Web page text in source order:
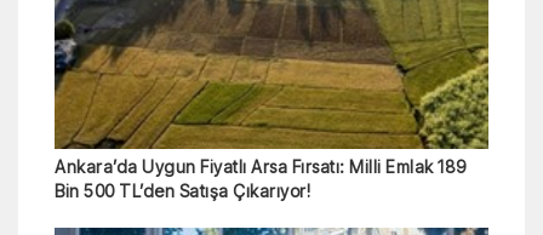
Ankara’da Uygun Fiyatlı Arsa Fırsatı: Milli Emlak 189
Bin 500 TL’den Satışa Çıkarıyor!